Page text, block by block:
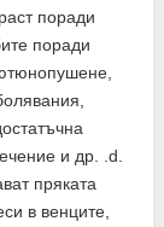
поради
поради
и др. .d.
пряката
в венците,